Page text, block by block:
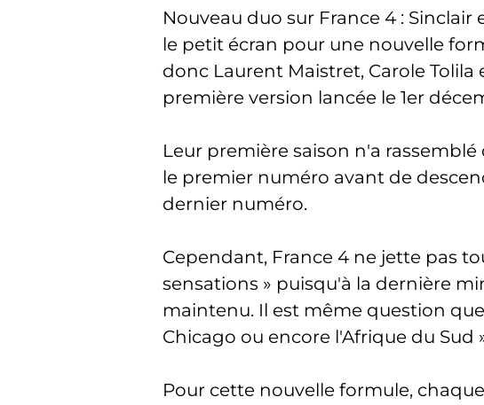
Nouveau duo sur France 4 :
le petit écran pour une nouvelle
donc Laurent Maistret, Carole
première version lancée le 1er
Leur première saison n'a
le premier numéro avant de
dernier numéro.
Cependant, France 4 ne jette pas
sensations » puisqu'à la dernière
maintenu. Il est même question
Chicago ou encore l'Afrique du Sud
Pour cette nouvelle formule,